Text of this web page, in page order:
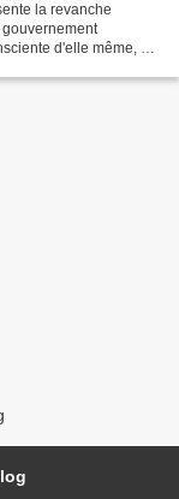
la revanche
d'elle même, ou